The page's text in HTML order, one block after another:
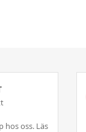
hos oss. Läs